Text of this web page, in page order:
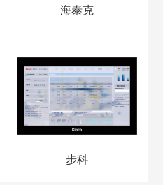
海泰克
步科